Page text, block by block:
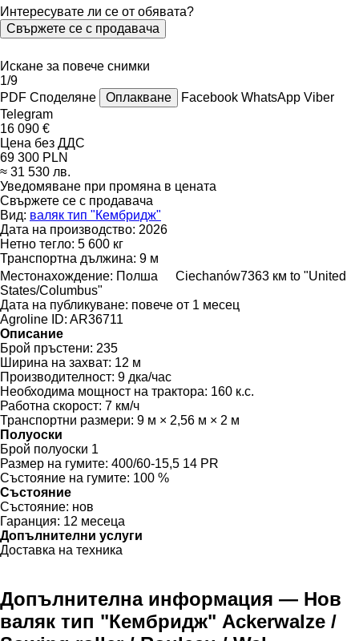
Интересувате ли се от обявата?
Свържете се с продавача
Искане за повече снимки
1/9
PDF Споделяне Оплакване Facebook WhatsApp Viber
Telegram
16 090 €
Цена без ДДС
69 300 PLN
≈ 31 530 лв.
Уведомяване при промяна в цената
Свържете се с продавача
Вид: валяк тип "Кембридж"
Дата на производство: 2026
Нетно тегло: 5 600 кг
Транспортна дължина: 9 м
Местонахождение: Полша Ciechanów7363 км to "United
States/Columbus"
Дата на публикуване: повече от 1 месец
Agroline ID: AR36711
Описание
Брой пръстени: 235
Ширина на захват: 12 м
Производителност: 9 дка/час
Необходима мощност на трактора: 160 к.с.
Работна скорост: 7 км/ч
Транспортни размери: 9 м × 2,56 м × 2 м
Полуоски
Брой полуоски 1
Размер на гумите: 400/60-15,5 14 PR
Състояние на гумите: 100 %
Състояние
Състояние: нов
Гаранция: 12 месеца
Допълнителни услуги
Доставка на техника
Допълнителна информация — Нов
валяк тип "Кембридж" Ackerwalze /